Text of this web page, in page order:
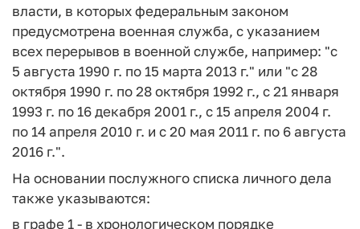
власти, в которых федеральным законом
предусмотрена военная служба, с указанием
всех перерывов в военной службе, например: "с
5 августа 1990 г. по 15 марта 2013 г." или "с 28
октября 1990 г. по 28 октября 1992 г., с 21 января
1993 г. по 16 декабря 2001 г., с 15 апреля 2004 г.
по 14 апреля 2010 г. и с 20 мая 2011 г. по 6 августа
2016 г.".
На основании послужного списка личного дела
также указываются:
в графе 1 - в хронологическом порядке